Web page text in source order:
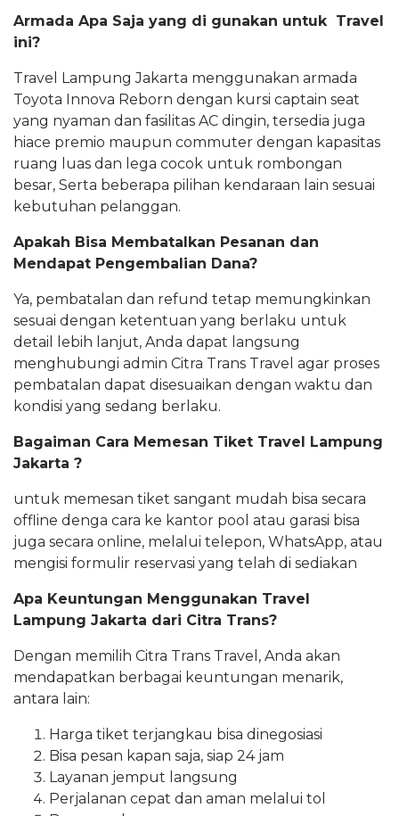
Armada Apa Saja yang di gunakan untuk Travel
ini?
Travel Lampung Jakarta menggunakan armada
Toyota Innova Reborn dengan kursi captain seat
yang nyaman dan fasilitas AC dingin, tersedia juga
hiace premio maupun commuter dengan kapasitas
ruang luas dan lega cocok untuk rombongan
besar, Serta beberapa pilihan kendaraan lain sesuai
kebutuhan pelanggan.
Apakah Bisa Membatalkan Pesanan dan
Mendapat Pengembalian Dana?
Ya, pembatalan dan refund tetap memungkinkan
sesuai dengan ketentuan yang berlaku untuk
detail lebih lanjut, Anda dapat langsung
menghubungi admin Citra Trans Travel agar proses
pembatalan dapat disesuaikan dengan waktu dan
kondisi yang sedang berlaku.
Bagaiman Cara Memesan Tiket Travel Lampung
Jakarta ?
untuk memesan tiket sangant mudah bisa secara
offline denga cara ke kantor pool atau garasi bisa
juga secara online, melalui telepon, WhatsApp, atau
mengisi formulir reservasi yang telah di sediakan
Apa Keuntungan Menggunakan Travel
Lampung Jakarta dari Citra Trans?
Dengan memilih Citra Trans Travel, Anda akan
mendapatkan berbagai keuntungan menarik,
antara lain:
Harga tiket terjangkau bisa dinegosiasi
Bisa pesan kapan saja, siap 24 jam
Layanan jemput langsung
Perjalanan cepat dan aman melalui tol